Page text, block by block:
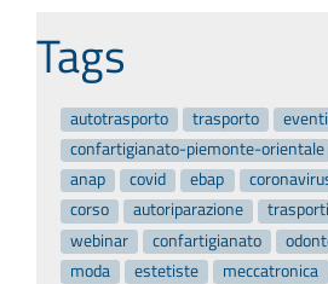
Tags
autotrasporto trasporto eventi
confartigianato-piemonte-orientale
anap
covid ebap
corso
autoriparazione trasporti
webinar
confartigianato
moda
estetiste meccatronica